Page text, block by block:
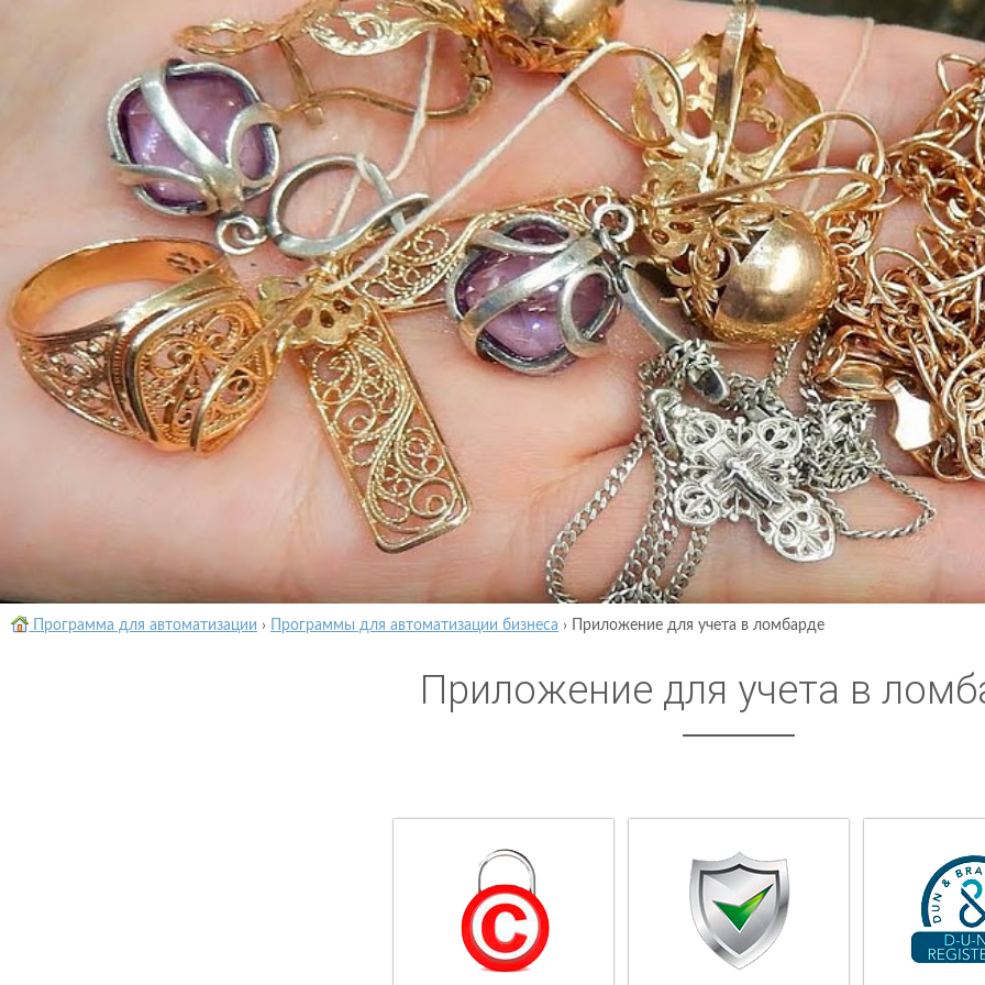
Программа для автоматизации › Программы для автоматизации бизнеса › Приложение для учета в ломбарде
Приложение для учета в